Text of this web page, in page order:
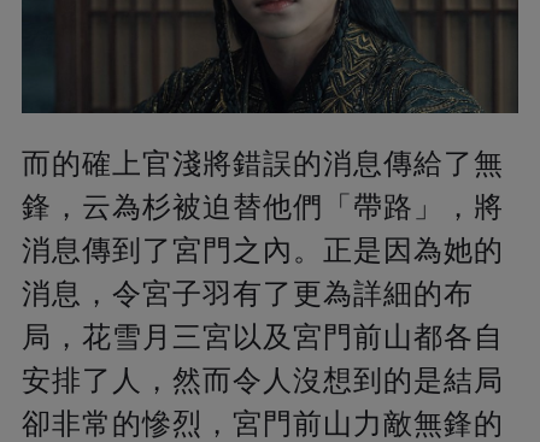
而的確上官淺將錯誤的消息傳給了無
鋒，云為杉被迫替他們「帶路」，將
消息傳到了宮門之內。正是因為她的
消息，令宮子羽有了更為詳細的布
局，花雪月三宮以及宮門前山都各自
安排了人，然而令人沒想到的是結局
卻非常的慘烈，宮門前山力敵無鋒的